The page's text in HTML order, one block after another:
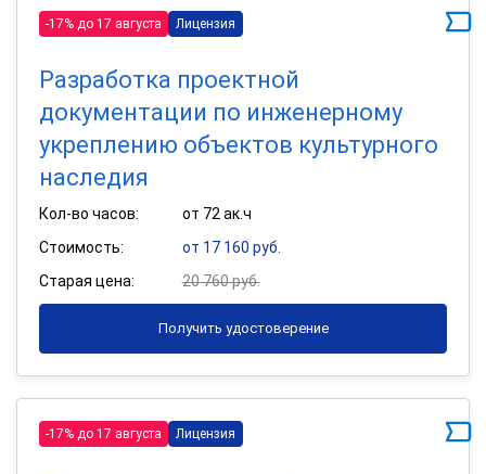
-17% до 17 августа Лицензия
Разработка проектной
документации по инженерному
укреплению объектов культурного
наследия
Кол-во часов:
от 72 ак.ч
Стоимость:
от 17 160 руб.
Старая цена:
20 760 руб.
Получить удостоверение
-17% до 17 августа Лицензия